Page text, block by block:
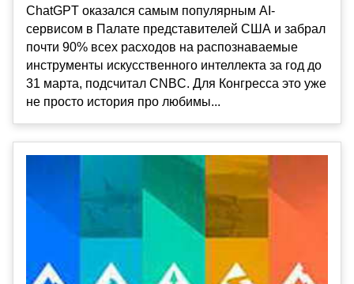
ChatGPT оказался самым популярным AI-
сервисом в Палате представителей США и забрал
почти 90% всех расходов на распознаваемые
инструменты искусственного интеллекта за год до
31 марта, подсчитал CNBC. Для Конгресса это уже
не просто история про любимы...